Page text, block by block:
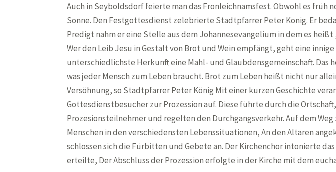
Auch in Seyboldsdorf feierte man das Fronleichnamsfest. Obwohl es früh
Sonne. Den Festgottesdienst zelebrierte Stadtpfarrer Peter König. Er
Predigt nahm er eine Stelle aus dem Johannesevangelium in dem es
Wer den Leib Jesu in Gestalt von Brot und Wein empfängt, geht eine
unterschiedlichste Herkunft eine Mahl- und Glaubdensgemeinschaft.
was jeder Mensch zum Leben braucht. Brot zum Leben heißt nicht nur
Versöhnung, so Stadtpfarrer Peter König Mit einer kurzen Geschichte
Gottesdienstbesucher zur Prozession auf. Diese führte durch die
Prozesionsteilnehmer und regelten den Durchgangsverkehr. Auf dem
Menschen in den verschiedensten Lebenssituationen, An den Altären
schlossen sich die Fürbitten und Gebete an. Der Kirchenchor intonierte
erteilte, Der Abschluss der Prozession erfolgte in der Kirche mit dem